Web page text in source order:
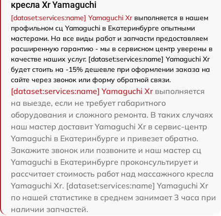
кресла Xr Yamaguchi
[dataset:services:name] Yamaguchi Xrвыполняется в нашем
профильном сц Yamaguchi в Екатеринбурге опытными
мастерами. На все виды работ и запчасти предоставляем
расширенную гарантию - мы в сервисном центр уверены в
качестве наших услуг. [dataset:services:name] Yamaguchi Xr
будет стоить на -15% дешевле при оформлении заказа на
сайте через звонок или форму обратной связи.
[dataset:services:name] Yamaguchi Xr выполняется
на выезде, если не требует габаритного
оборудования и сложного ремонта. В таких случаях
наш мастер доставит Yamaguchi Xr в сервис-центр
Yamaguchi в Екатеринбурге и привезет обратно.
Закажите звонок или позвоните и наш мастер сц
Yamaguchi в Екатеринбурге проконсультирует и
рассчитает стоимость работ над массажного кресла
Yamaguchi Xr. [dataset:services:name] Yamaguchi Xr
по нашей статистике в среднем занимает 3 часа при
наличии запчастей.